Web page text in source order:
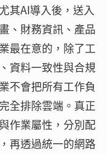
其AI導入後，送入
、財務資訊、產品
最在意的，除了工
資料一致性與合規
不會把所有工作負
全排除雲端。真正
作業屬性，分別配
再透過統一的網路